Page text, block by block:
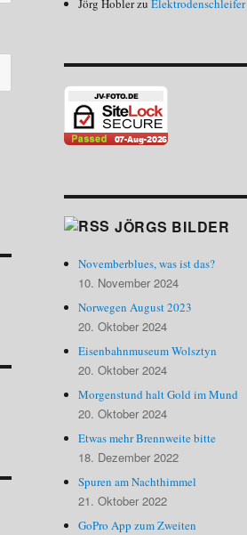
Jörg HoblerzuElektrodenschleifer
JÖRGS BILDER
Novemberblues, was ist das?
10. November 2024
Norwegen August 2023
20. Oktober 2024
Eisenbahnmuseum Wolsztyn
20. Oktober 2024
Morgenstund halt Gold im Mund
20. Oktober 2024
Etwas mehr Brennweite bitte
18. Dezember 2022
Spuren am Nachthimmel
21. Oktober 2022
GoPro App zum Zweiten